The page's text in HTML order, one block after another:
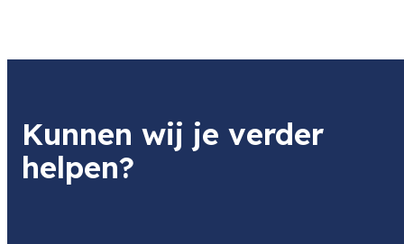
Nikon
Objectief
Kunnen wij je verder
helpen?